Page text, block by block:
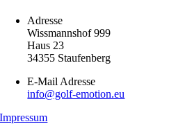
Adresse
Wissmannshof 999
Haus 23
34355 Staufenberg
E-Mail Adresse
info@golf-emotion.eu
Impressum